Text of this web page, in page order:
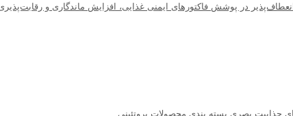
در پوشش فاکتورهای ایمنی غذایی، افزایش ماندگاری و رقابت‌پذیری
جذابیت بصری بسته بندی محصولات پروتئینی